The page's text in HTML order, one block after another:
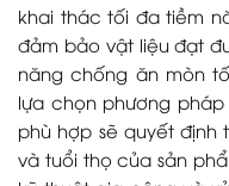
khai thác tối đa tiềm
đảm bảo vật liệu đạt
năng chống ăn mòn
lựa chọn phương
phù hợp sẽ quyết
và tuổi thọ của sản